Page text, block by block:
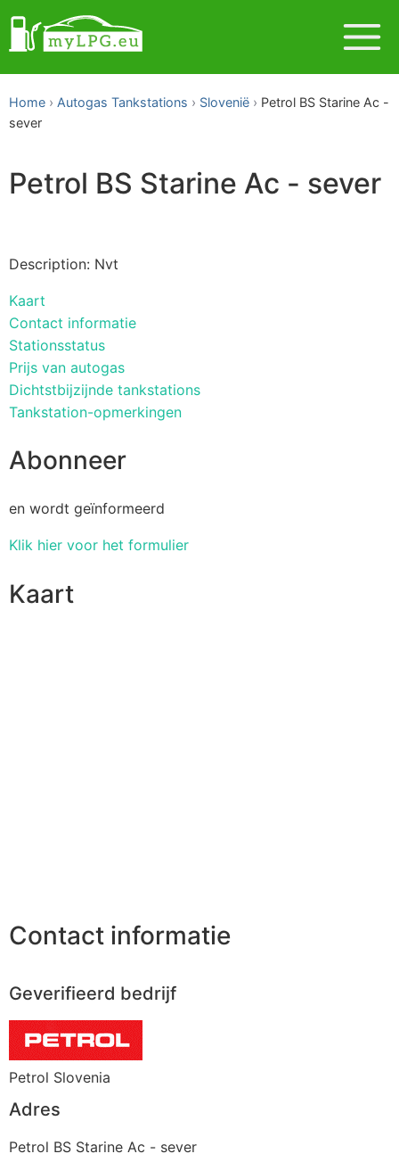
Home Autogas Tankstations Slovenië
Petrol BS Starine Ac -
sever
Petrol BS Starine Ac - sever
Description: Nvt
Kaart
Contact informatie
Stationsstatus
Prijs van autogas
Dichtstbijzijnde tankstations
Tankstation-opmerkingen
Abonneer
en wordt geïnformeerd
Klik hier voor het formulier
Kaart
Contact informatie
Geverifieerd bedrijf
Petrol Slovenia
Adres
Petrol BS Starine Ac - sever